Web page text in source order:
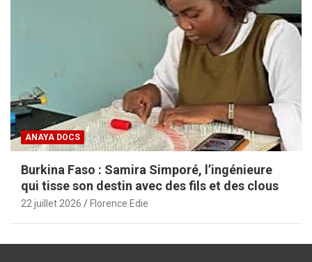
ANAYA DOCS
Burkina Faso : Samira Simporé, l’ingénieure
qui tisse son destin avec des fils et des clous
22 juillet 2026 Florence Edie